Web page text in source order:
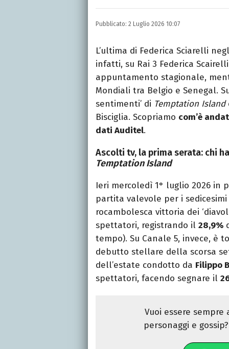
Laurea in Lettere,
e della Pixar).
Pubblicato: 2 Luglio 2026 10:07
L’ultima di Federica Sciarelli
infatti, su Rai 3 Federica
appuntamento stagionale,
Mondiali tra Belgio e Senegal.
sentimenti’ di Temptation Island
Bisciglia. Scopriamo com’è
dati Auditel.
Ascolti tv, la prima serata: chi
Temptation Island
Ieri mercoledì 1° luglio 2026 in
partita valevole per i
rocambolesca vittoria dei
spettatori, registrando il 28,9%
tempo). Su Canale 5, invece, è
debutto stellare della scorsa
dell’estate condotto da Filippo
spettatori, facendo segnare il
Vuoi essere
personaggi e